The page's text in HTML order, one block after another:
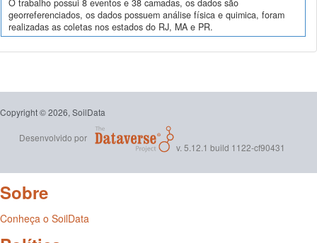
O trabalho possui 8 eventos e 38 camadas, os dados são
georreferenciados, os dados possuem análise física e quimica, foram
realizadas as coletas nos estados do RJ, MA e PR.
Copyright © 2026, SoilData
Desenvolvido por
v. 5.12.1 build 1122-cf90431
Sobre
Conheça o SoilData